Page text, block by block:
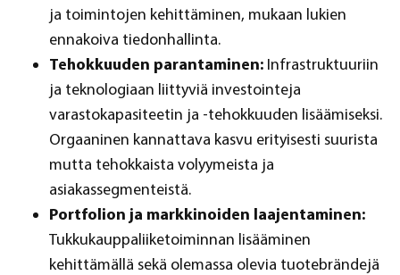
ja toimintojen kehittäminen, mukaan lukien
ennakoiva tiedonhallinta.
Tehokkuuden parantaminen: Infrastruktuuriin
ja teknologiaan liittyviä investointeja
varastokapasiteetin ja -tehokkuuden lisäämiseksi.
Orgaaninen kannattava kasvu erityisesti suurista
mutta tehokkaista volyymeista ja
asiakassegmenteistä.
Portfolion ja markkinoiden laajentaminen:
Tukkukauppaliiketoiminnan lisääminen
kehittämällä sekä olemassa olevia tuotebrändejä